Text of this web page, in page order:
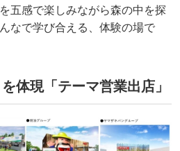
五感で楽しみながら森の中を探
なで学び合える、体験の場で
体現「テーマ営業出店」